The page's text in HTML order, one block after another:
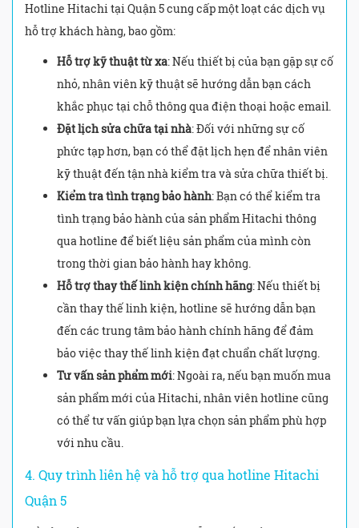
Hotline Hitachi tại Quận 5 cung cấp một loạt các dịch vụ
hỗ trợ khách hàng, bao gồm:
Hỗ trợ kỹ thuật từ xa: Nếu thiết bị của bạn gặp sự cố
nhỏ, nhân viên kỹ thuật sẽ hướng dẫn bạn cách
khắc phục tại chỗ thông qua điện thoại hoặc email.
Đặt lịch sửa chữa tại nhà: Đối với những sự cố
phức tạp hơn, bạn có thể đặt lịch hẹn để nhân viên
kỹ thuật đến tận nhà kiểm tra và sửa chữa thiết bị.
Kiểm tra tình trạng bảo hành: Bạn có thể kiểm tra
tình trạng bảo hành của sản phẩm Hitachi thông
qua hotline để biết liệu sản phẩm của mình còn
trong thời gian bảo hành hay không.
Hỗ trợ thay thế linh kiện chính hãng: Nếu thiết bị
cần thay thế linh kiện, hotline sẽ hướng dẫn bạn
đến các trung tâm bảo hành chính hãng để đảm
bảo việc thay thế linh kiện đạt chuẩn chất lượng.
Tư vấn sản phẩm mới: Ngoài ra, nếu bạn muốn mua
sản phẩm mới của Hitachi, nhân viên hotline cũng
có thể tư vấn giúp bạn lựa chọn sản phẩm phù hợp
với nhu cầu.
4. Quy trình liên hệ và hỗ trợ qua hotline Hitachi
Quận 5